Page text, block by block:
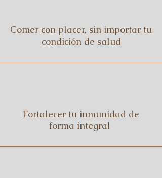
Comer con placer, sin importar tu
condición de salud
Fortalecer tu inmunidad de
forma integral